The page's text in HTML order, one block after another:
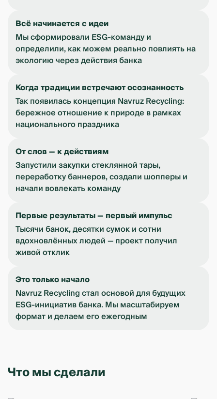
Всё начинается с идеи
Мы сформировали ESG-команду и
определили, как можем реально повлиять на
экологию через действия банка
Когда традиции встречают осознанность
Так появилась концепция Navruz Recycling:
бережное отношение к природе в рамках
национального праздника
От слов — к действиям
Запустили закупки стеклянной тары,
переработку баннеров, создали шопперы и
начали вовлекать команду
Первые результаты — первый импульс
Тысячи банок, десятки сумок и сотни
вдохновлённых людей — проект получил
живой отклик
Это только начало
Navruz Recycling стал основой для будущих
ESG-инициатив банка. Мы масштабируем
формат и делаем его ежегодным
Что мы сделали